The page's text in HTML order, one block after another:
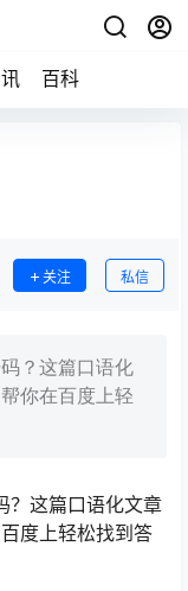
百科
关注 私信
？这篇口语化
你在百度上轻
？这篇口语化文章
度上轻松找到答